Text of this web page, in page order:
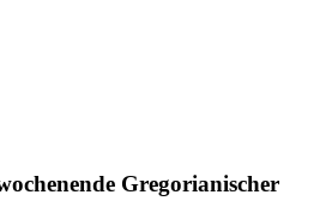
Gregorianischer